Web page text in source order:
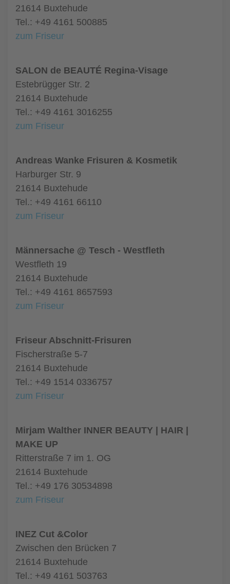
21614 Buxtehude
Tel.: +49 4161 500885
zum Friseur
SALON de BEAUTÉ Regina-Visage
Estebrügger Str. 2
21614 Buxtehude
Tel.: +49 4161 3016255
zum Friseur
Andreas Wanke Frisuren & Kosmetik
Harburger Str. 9
21614 Buxtehude
Tel.: +49 4161 66110
zum Friseur
Männersache @ Tesch - Westfleth
Westfleth 19
21614 Buxtehude
Tel.: +49 4161 8657593
zum Friseur
Friseur Abschnitt-Frisuren
Fischerstraße 5-7
21614 Buxtehude
Tel.: +49 1514 0336757
zum Friseur
Mirjam Walther INNER BEAUTY | HAIR |
MAKE UP
Ritterstraße 7 im 1. OG
21614 Buxtehude
Tel.: +49 176 30534898
zum Friseur
INEZ Cut &Color
Zwischen den Brücken 7
21614 Buxtehude
Tel.: +49 4161 503763